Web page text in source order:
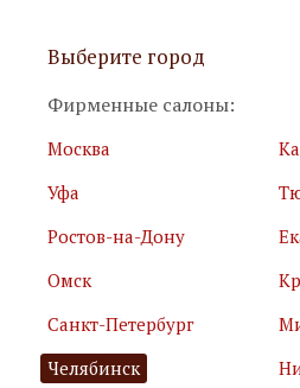
Персональные
Я принимаю
условия
Я соглашаюсь сполитикой
данных
Выберите город
Фирменные салоны:
Москва
Уфа
Ростов-на-Дону
Омск
Санкт-Петербург
Челябинск